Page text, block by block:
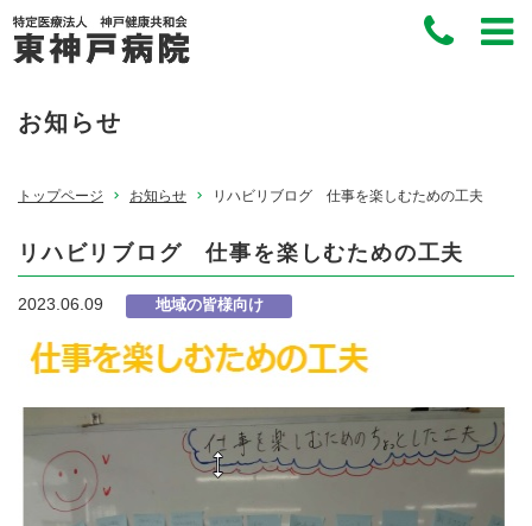
お知らせ
トップページ お知らせ リハビリブログ 仕事を楽しむための工夫
リハビリブログ 仕事を楽しむための工夫
2023.06.09 地域の皆様向け